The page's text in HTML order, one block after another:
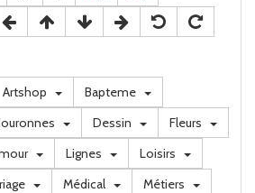
Artshop
Bapteme
Dessin
Fleurs
Lignes
Loisirs
Médical
Métiers